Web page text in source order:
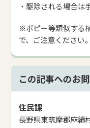
・駆除される場合は
※ポピー等類似する
で、ご注意ください。
この記事へのお
住民課
長野県東筑摩郡麻績